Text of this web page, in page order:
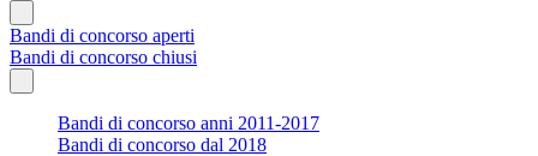
Bandi di concorso aperti
Bandi di concorso chiusi
Bandi di concorso anni 2011-2017
Bandi di concorso dal 2018